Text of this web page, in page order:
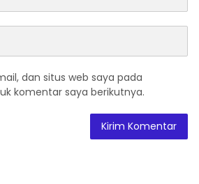
dan situs web saya pada
komentar saya berikutnya.